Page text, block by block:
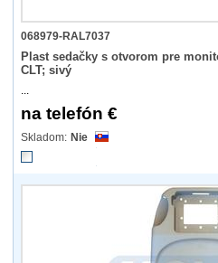
068979-RAL7037
Plast sedačky s otvorom pre
CLT; sivý
...
na telefón €
Nie